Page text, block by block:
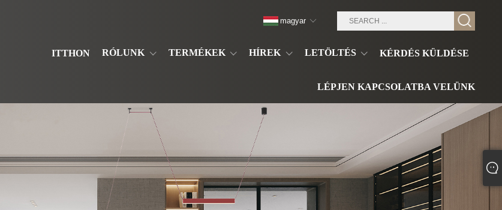
ITTHON RÓLUNK TERMÉKEK HÍREK LETÖLTÉS KÉRDÉS KÜLDÉSE
LÉPJEN KAPCSOLATBA VELÜNK
magyar